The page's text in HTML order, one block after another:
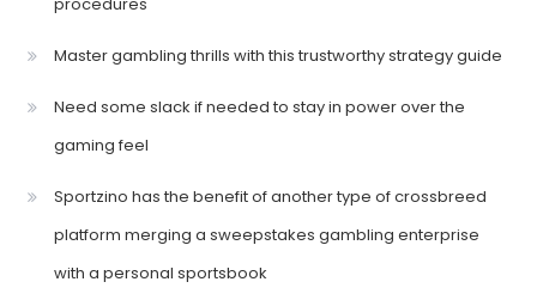
Master gambling thrills with this trustworthy strategy guide
Need some slack if needed to stay in power over the
gaming feel
Sportzino has the benefit of another type of crossbreed
platform merging a sweepstakes gambling enterprise
with a personal sportsbook